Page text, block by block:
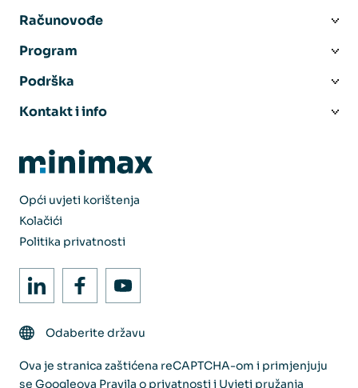
Računovođe
Program
Podrška
Kontakt i info
Opći uvjeti korištenja
Kolačići
Politika privatnosti
Odaberite državu
Ova je stranica zaštićena reCAPTCHA-om i primjenjuju
se Googleova Pravila o privatnosti i Uvjeti pružanja